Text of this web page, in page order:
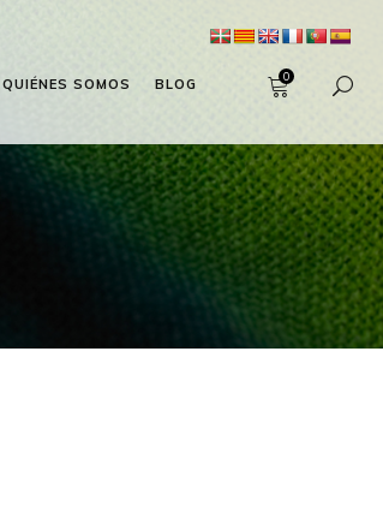
QUIÉNES SOMOS BLOG 0